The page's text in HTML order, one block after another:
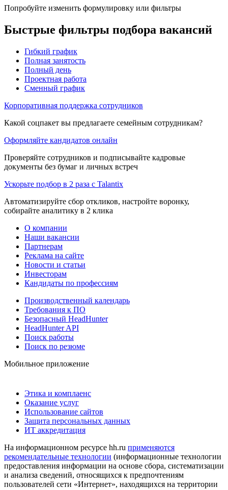
Попробуйте изменить формулировку или фильтры
Быстрые фильтры подбора вакансий
Гибкий график
Полная занятость
Полный день
Проектная работа
Сменный график
Корпоративная поддержка сотрудников
Какой соцпакет вы предлагаете семейным сотрудникам?
Оформляйте кандидатов онлайн
Проверяйте сотрудников и подписывайте кадровые
документы без бумаг и личных встреч
Ускорьте подбор в 2 раза с Talantix
Автоматизируйте сбор откликов, настройте воронку,
собирайте аналитику в 2 клика
О компании
Наши вакансии
Партнерам
Реклама на сайте
Новости и статьи
Инвесторам
Кандидаты по профессиям
Производственный календарь
Требования к ПО
Безопасный HeadHunter
HeadHunter API
Поиск работы
Поиск по резюме
Мобильное приложение
Этика и комплаенс
Оказание услуг
Использование сайтов
Защита персональных данных
ИТ аккредитация
На информационном ресурсе hh.ru применяются
рекомендательные технологии (информационные технологии
предоставления информации на основе сбора, систематизации
и анализа сведений, относящихся к предпочтениям
пользователей сети «Интернет», находящихся на территории